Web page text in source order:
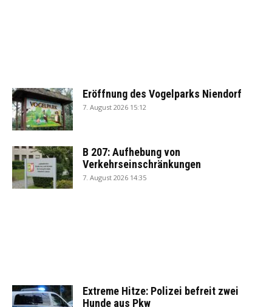
Eröffnung des Vogelparks Niendorf
7. August 2026 15:12
B 207: Aufhebung von
Verkehrseinschränkungen
7. August 2026 14:35
Extreme Hitze: Polizei befreit zwei
Hunde aus Pkw